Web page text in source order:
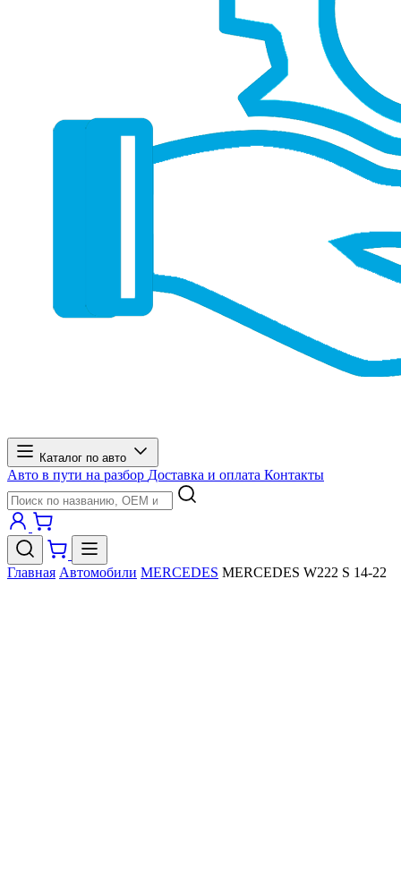
Каталог по авто
Авто в пути на разбор Доставка и оплата Контакты
Главная Автомобили MERCEDES MERCEDES W222 S 14-22